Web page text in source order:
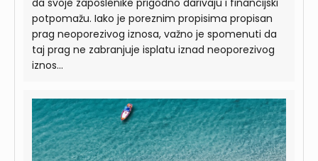
potpomažu. Iako je poreznim propisima propisan
prag neoporezivog iznosa, važno je spomenuti da
taj prag ne zabranjuje isplatu iznad neoporezivog
iznos...